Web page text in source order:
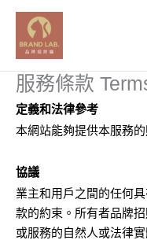
要
服務條款
定義和法律參考
本網站能夠提供本服務的
協議
業主和用戶之間的任何
款的約束。所有者品牌
或服務的自然人或法律實